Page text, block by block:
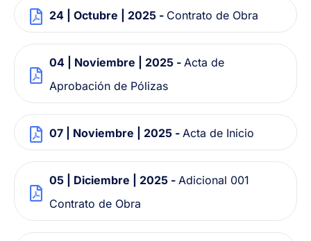
24 | Octubre | 2025 - Contrato de Obra
04 | Noviembre | 2025 - Acta de
Aprobación de Pólizas
07 | Noviembre | 2025 - Acta de Inicio
05 | Diciembre | 2025 - Adicional 001
Contrato de Obra